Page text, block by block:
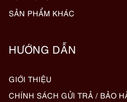
SẢN PHẨM KHÁC
HƯỚNG DẪN
GIỚI THIỆU
CHÍNH SÁCH GỬI TRẢ / BẢO